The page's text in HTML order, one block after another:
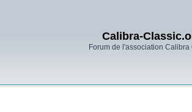
Calibra-
Forum de l'association Calibra